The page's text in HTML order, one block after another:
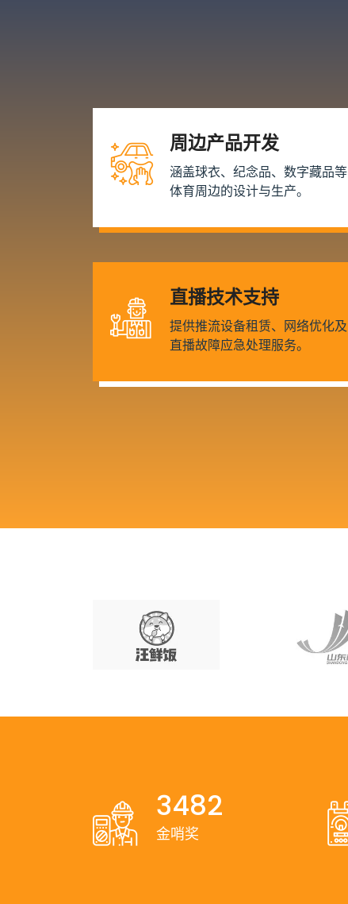
周边产品开发
涵盖球衣、纪念品、数字藏品等
体育周边的设计与生产。
直播技术支持
提供推流设备租赁、网络优化及
直播故障应急处理服务。
3482
金哨奖